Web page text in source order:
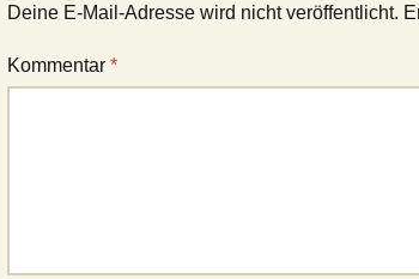
Deine E-Mail-Adresse wird nicht veröffentlicht.
Kommentar *